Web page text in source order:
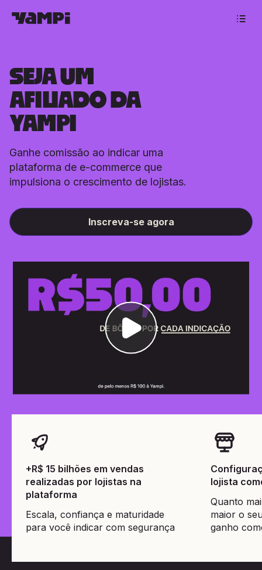
SEJA UM
AFILIADO DA
YAMPI
Ganhe comissão ao indicar uma
plataforma de e-commerce que
impulsiona o crescimento de lojistas.
Inscreva-se agora
+R$ 15 bilhões em vendas
realizadas por lojistas na
plataforma
Escala, confiança e maturidade
para você indicar com segurança
lojista
Quanto
maior o
ganho